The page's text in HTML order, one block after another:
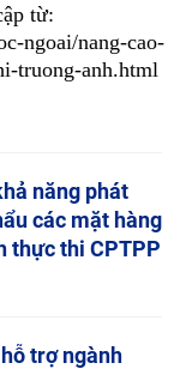
từ:
ngoai/nang-cao-
truong-anh.html
năng phát
các mặt hàng
thực thi CPTPP
trợ ngành